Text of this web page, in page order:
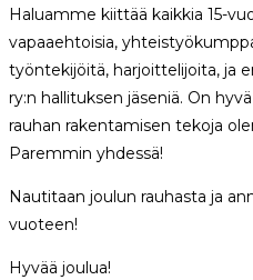
Haluamme kiittää kaikkia 15-
vapaaehtoisia,
työntekijöitä, harjoittelijoita, ja
ry:n hallituksen jäseniä. On
rauhan rakentamisen tekoja
Paremmin yhdessä!
Nautitaan joulun rauhasta ja
vuoteen!
Hyvää joulua!